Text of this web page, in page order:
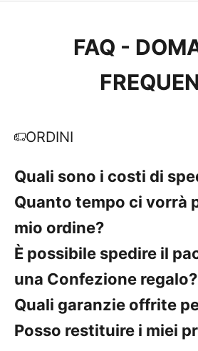
FAQ -
ORDINI
Quali sono i costi di
Quanto tempo ci vorrà
mio ordine?
È possibile spedire il
una Confezione regalo?
Quali garanzie offrite
Posso restituire i miei